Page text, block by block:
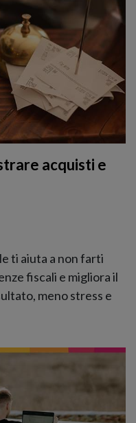
acquisti e
ti aiuta a non farti
fiscali e migliora il
meno stress e